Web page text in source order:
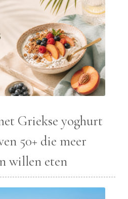
Griekse yoghurt
50+ die meer
willen eten